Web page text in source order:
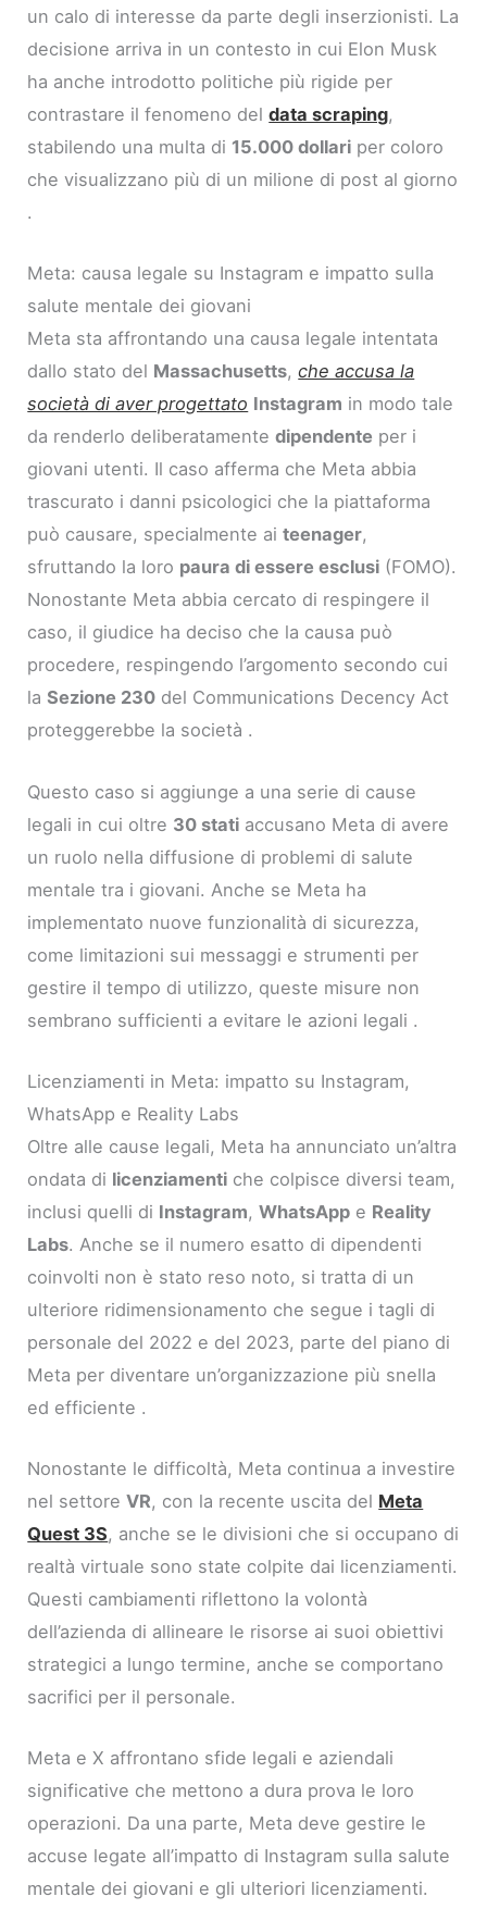
un calo di interesse da parte degli inserzionisti. La
decisione arriva in un contesto in cui Elon Musk
ha anche introdotto politiche più rigide per
contrastare il fenomeno deldata scraping,
stabilendo una multa di 15.000 dollari per coloro
che visualizzano più di un milione di post al giorno
.
Meta: causa legale su Instagram e impatto sulla
salute mentale dei giovani
Meta sta affrontando una causa legale intentata
dallo stato del Massachusetts,che accusa la
società di aver progettato Instagram in modo tale
da renderlo deliberatamentedipendente per i
giovani utenti. Il caso afferma che Meta abbia
trascurato i danni psicologici che la piattaforma
può causare, specialmente aiteenager,
sfruttando la loro paura di essere esclusi (FOMO).
Nonostante Meta abbia cercato di respingere il
caso, il giudice ha deciso che la causa può
procedere, respingendo l’argomento secondo cui
laSezione 230 del Communications Decency Act
proteggerebbe la società .
Questo caso si aggiunge a una serie di cause
legali in cui oltre 30 stati accusano Meta di avere
un ruolo nella diffusione di problemi di salute
mentale tra i giovani. Anche se Meta ha
implementato nuove funzionalità di sicurezza,
come limitazioni sui messaggi e strumenti per
gestire il tempo di utilizzo, queste misure non
sembrano sufficienti a evitare le azioni legali .
Licenziamenti in Meta: impatto su Instagram,
WhatsApp e Reality Labs
Oltre alle cause legali, Meta ha annunciato un’altra
ondata di licenziamenti che colpisce diversi team,
inclusi quelli di Instagram,WhatsApp e Reality
Labs. Anche se il numero esatto di dipendenti
coinvolti non è stato reso noto, si tratta di un
ulteriore ridimensionamento che segue i tagli di
personale del 2022 e del 2023, parte del piano di
Meta per diventare un’organizzazione più snella
ed efficiente .
Nonostante le difficoltà, Meta continua a investire
nel settoreVR, con la recente uscita del Meta
Quest 3S, anche se le divisioni che si occupano di
realtà virtuale sono state colpite dai licenziamenti.
Questi cambiamenti riflettono la volontà
dell’azienda di allineare le risorse ai suoi obiettivi
strategici a lungo termine, anche se comportano
sacrifici per il personale.
Meta e X affrontano sfide legali e aziendali
significative che mettono a dura prova le loro
operazioni. Da una parte, Meta deve gestire le
accuse legate all’impatto di Instagram sulla salute
mentale dei giovani e gli ulteriori licenziamenti.